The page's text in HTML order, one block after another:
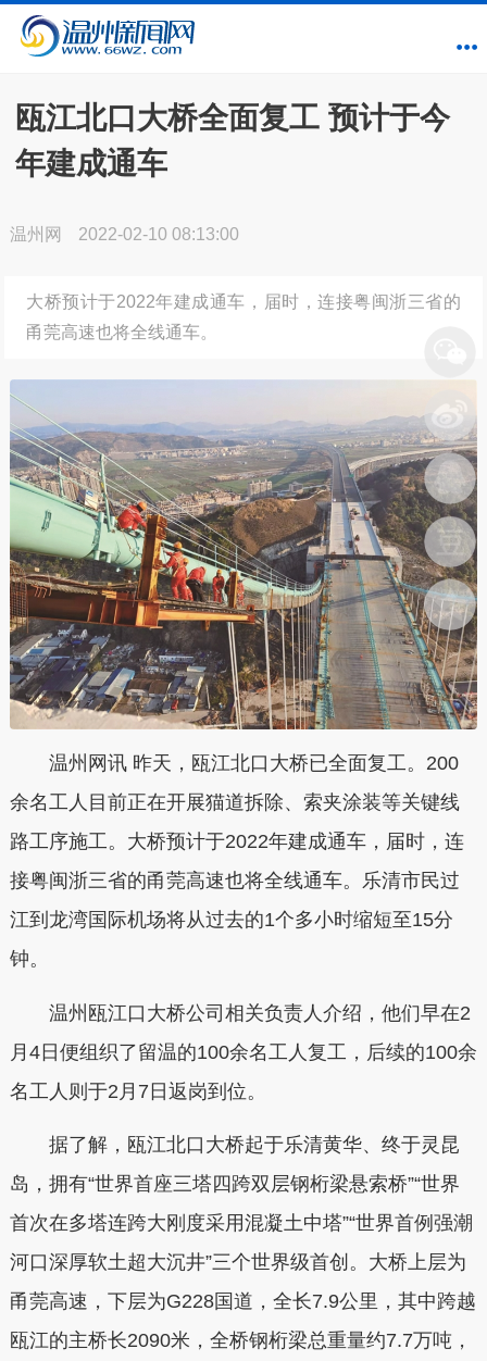
瓯江北口大桥全面复工 预计于今
年建成通车
温州网 2022-02-10 08:13:00
大桥预计于2022年建成通车，届时，连接粤闽浙三省的
甬莞高速也将全线通车。
温州网讯 昨天，瓯江北口大桥已全面复工。200
余名工人目前正在开展猫道拆除、索夹涂装等关键线
路工序施工。大桥预计于2022年建成通车，届时，连
接粤闽浙三省的甬莞高速也将全线通车。乐清市民过
江到龙湾国际机场将从过去的1个多小时缩短至15分
钟。
温州瓯江口大桥公司相关负责人介绍，他们早在2
月4日便组织了留温的100余名工人复工，后续的100余
名工人则于2月7日返岗到位。
据了解，瓯江北口大桥起于乐清黄华、终于灵昆
岛，拥有“世界首座三塔四跨双层钢桁梁悬索桥”“世界
首次在多塔连跨大刚度采用混凝土中塔”“世界首例强潮
河口深厚软土超大沉井”三个世界级首创。大桥上层为
甬莞高速，下层为G228国道，全长7.9公里，其中跨越
瓯江的主桥长2090米，全桥钢桁梁总重量约7.7万吨，